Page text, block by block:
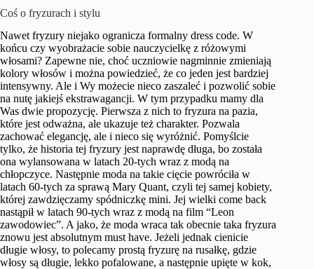
Coś o fryzurach i stylu
Nawet fryzury niejako ogranicza formalny dress code. W
końcu czy wyobrażacie sobie nauczycielkę z różowymi
włosami? Zapewne nie, choć uczniowie nagminnie zmieniają
kolory włosów i można powiedzieć, że co jeden jest bardziej
intensywny. Ale i Wy możecie nieco zaszaleć i pozwolić sobie
na nutę jakiejś ekstrawagancji. W tym przypadku mamy dla
Was dwie propozycję. Pierwsza z nich to fryzura na pazia,
które jest odważna, ale ukazuje też charakter. Pozwala
zachować elegancję, ale i nieco się wyróżnić. Pomyślcie
tylko, że historia tej fryzury jest naprawdę długa, bo została
ona wylansowana w latach 20-tych wraz z modą na
chłopczyce. Następnie moda na takie cięcie powróciła w
latach 60-tych za sprawą Mary Quant, czyli tej samej kobiety,
której zawdzięczamy spódniczkę mini. Jej wielki come back
nastąpił w latach 90-tych wraz z modą na film “Leon
zawodowiec”. A jako, że moda wraca tak obecnie taka fryzura
znowu jest absolutnym must have. Jeżeli jednak cienicie
długie włosy, to polecamy prostą fryzurę na rusałkę, gdzie
włosy są długie, lekko pofalowane, a następnie upięte w kok,